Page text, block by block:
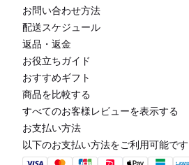
お問い合わせ方法
配送スケジュール
返品・返金
お役立ちガイド
おすすめギフト
商品を比較する
すべてのお客様レビューを表示する
お支払い方法
以下のお支払い方法をご利用可能です